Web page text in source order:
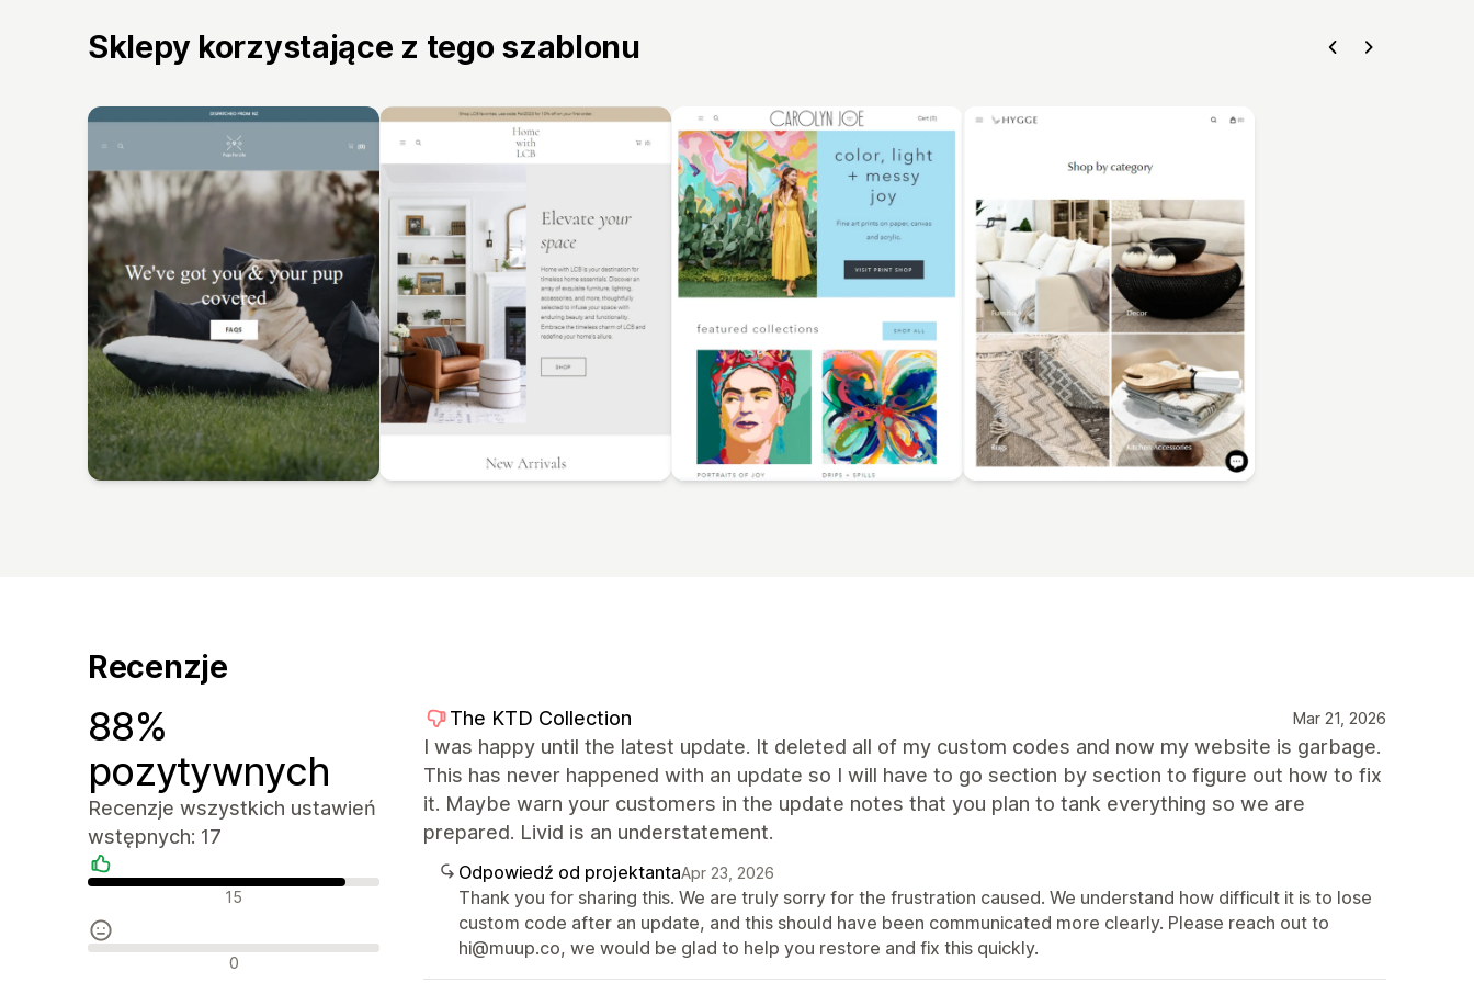
Sklepy korzystające z tego szablonu
Recenzje
88%
pozytywnych
Recenzje wszystkich ustawień
wstępnych: 17
Pozytywne recenzje
15
Neutralne recenzje
0
The KTD Collection Mar 21, 2026
I was happy until the latest update. It deleted all of my custom codes and now my website is garbage.
This has never happened with an update so I will have to go section by section to figure out how to fix
it. Maybe warn your customers in the update notes that you plan to tank everything so we are
prepared. Livid is an understatement.
Odpowiedź od projektantaApr 23, 2026
Thank you for sharing this. We are truly sorry for the frustration caused. We understand how difficult it is to lose
custom code after an update, and this should have been communicated more clearly. Please reach out to
hi@muup.co, we would be glad to help you restore and fix this quickly.